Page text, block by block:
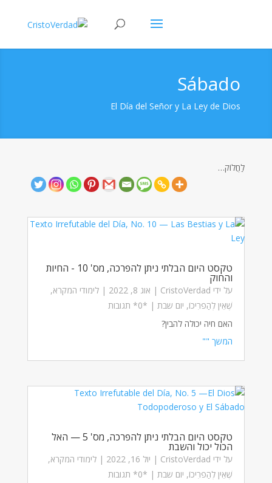
Sábado
El Día del Señor y La Ley de Dios
לַחֲלוֹק…
טקסט היום הבלתי ניתן להפרכה, מס' 10 - החיות
והחוק
על ידי CristoVerdad
| אוג 8, 2022 | לימודי המקרא,
שֶׁאֵין לְהַפרִיכוֹ, יום שבת | ‏*0* תגובות
האם חיה יכולה להבין?
המשך ""
טקסט היום הבלתי ניתן להפרכה, מס' 5 — האל
הכול יכול והשבת
על ידי CristoVerdad
| יול 16, 2022 | לימודי המקרא,
שֶׁאֵין לְהַפרִיכוֹ, יום שבת | ‏*0* תגובות